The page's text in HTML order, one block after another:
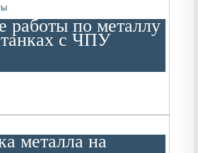
работы по металлу
с ЧПУ
металла на